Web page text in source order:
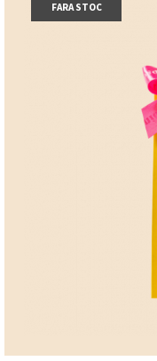
FARA STOC